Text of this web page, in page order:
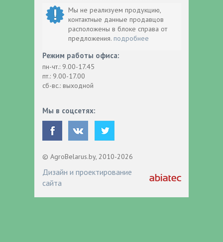
Мы не реализуем продукцию,
контактные данные продавцов
расположены в блоке справа от
предложения. подробнее
Режим работы офиса:
пн-чт.: 9.00-17.45
пт.: 9.00-17.00
сб-вс.: выходной
Мы в соцсетях:
© AgroBelarus.by, 2010-2026
Дизайн и проектирование
сайта